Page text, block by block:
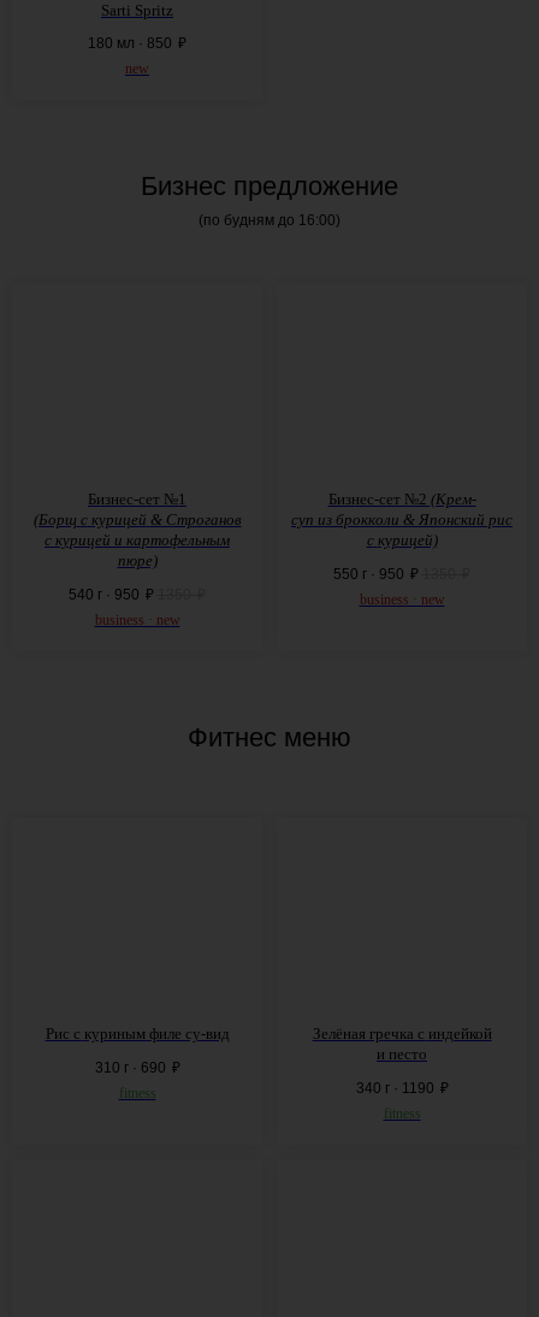
Sarti Spritz
180 мл · 850 ₽
new
Бизнес предложение
(по будням до 16:00)
Бизнес-сет №1
(Борщ с курицей & Строганов
с курицей и картофельным
пюре)
540 г · 950 ₽
business · new
Бизнес-сет №2 (Крем-
суп из брокколи & Японский рис
с курицей)
550 г · 950 ₽
business · new
Фитнес меню
Рис с куриным филе су-вид
310 г · 690 ₽
fitness
Зелёная гречка с индейкой
и песто
340 г · 1190 ₽
fitness